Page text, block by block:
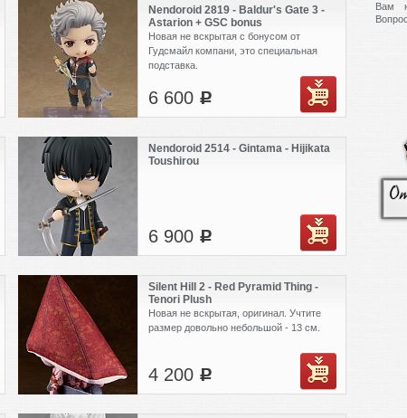
Nendoroid 2819 - Baldur's Gate 3 -
Astarion + GSC bonus
Новая не вскрытая с бонусом от
Гудсмайл компани, это специальная
подставка.
6 600 c
Nendoroid 2514 - Gintama - Hijikata
Toushirou
6 900 c
Silent Hill 2 - Red Pyramid Thing -
Tenori Plush
Новая не вскрытая, оригинал. Учтите
размер довольно небольшой - 13 см.
4 200 c
Вам